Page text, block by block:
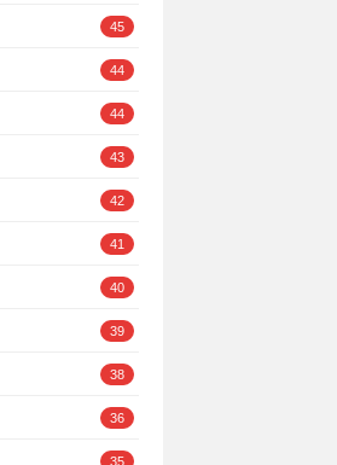
45
44
44
43
42
41
40
39
38
36
35